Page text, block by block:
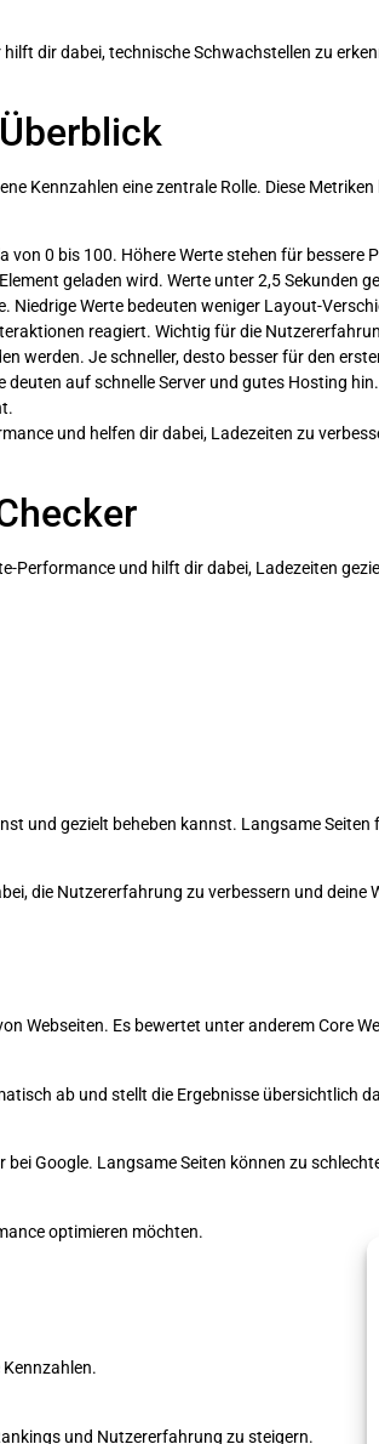
dir dabei, technische Schwachstellen zu
Kennzahlen eine zentrale Rolle. Diese
0 bis 100. Höhere Werte stehen für bessere
geladen wird. Werte unter 2,5 Sekunden
Niedrige Werte bedeuten weniger Layout-
reagiert. Wichtig für die
werden. Je schneller, desto besser für den
deuten auf schnelle Server und gutes Hosting hin.
und helfen dir dabei, Ladezeiten zu
Performance und hilft dir dabei, Ladezeiten
und gezielt beheben kannst. Langsame
die Nutzererfahrung zu verbessern und deine
Webseiten. Es bewertet unter anderem Core
ab und stellt die Ergebnisse übersichtlich
Google. Langsame Seiten können zu
optimieren möchten.
und Nutzererfahrung zu steigern.